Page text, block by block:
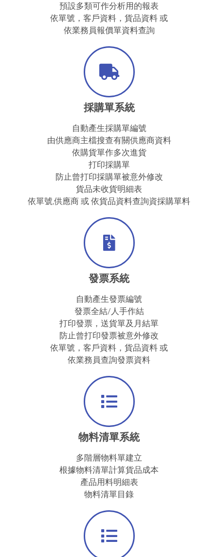
預設多類可作分析用的報表
依單號，客戶資料，貨品資料 或
依業務員報價單資料查詢
採購單系統
自動產生採購單編號
由供應商主檔搜查有關供應商資料
依購貨單作多次進貨
打印採購單
防止曾打印採購單被意外修改
貨品未收貨明細表
依單號,供應商 或 依貨品資料查詢資採購單料
發票系統
自動產生發票編號
發票全結/人手作結
打印發票，送貨單及月結單
防止曾打印發票被意外修改
依單號，客戶資料，貨品資料 或
依業務員查詢發票資料
物料清單系統
多階層物料單建立
根據物料清單計算貨品成本
產品用料明細表
物料清單目錄